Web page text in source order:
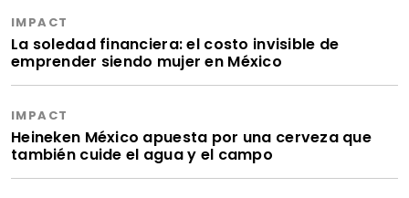
IMPACT
La soledad financiera: el costo invisible de
emprender siendo mujer en México
IMPACT
Heineken México apuesta por una cerveza que
también cuide el agua y el campo